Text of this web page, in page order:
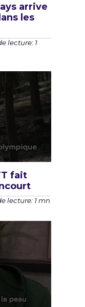
arrive
les
lecture: 1
fait
lecture: 1 mn